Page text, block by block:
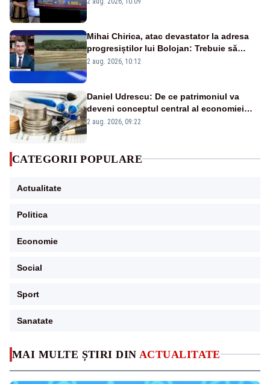
MAI MULTE ȘTIRI DIN ACTUALITATE
Mihai Chirica, atac devastator la adresa
progresiștilor lui Bolojan: Trebuie să
protejăm și natura, dar nu șținem omaneii
2 aug. 2026, 10:12
Daniel Udrescu: De ce patrimoniul va
deveni conceptul central al economiei
viitoare?
2 aug. 2026, 09:22
CATEGORII POPULARE
Actualitate
Politica
Economie
Social
Sport
Sanatate